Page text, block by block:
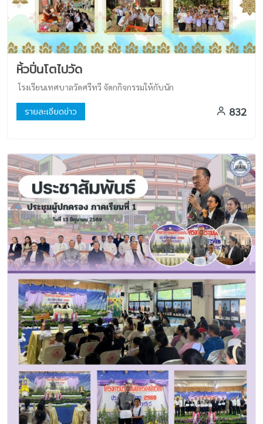
หิ้วปิ่นโตไปวัด
โรงเรียนเทศบาลวัดศรีทวี จัดกกิจกรรมให้กับนัก
รายละเอียดข่าว 832